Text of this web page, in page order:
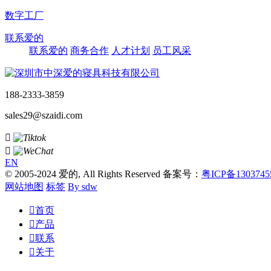
数字工厂
联系爱的
联系爱的 商务合作 人才计划 员工风采
188-2333-3859
sales29@szaidi.com


EN
© 2005-2024 爱的, All Rights Reserved 备案号： 粤ICP备
网站地图 标签 By sdw
首页
产品
联系
关于